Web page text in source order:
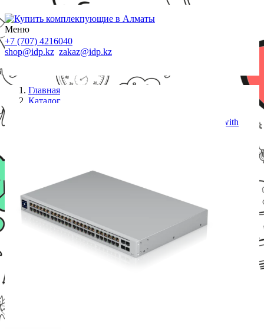
Меню
+7 (707) 4216040
shop@idp.kz zakaz@idp.kz
Главная
Каталог
Коммутатор Ubiquiti UniFi 48Port Gigabit Switch with